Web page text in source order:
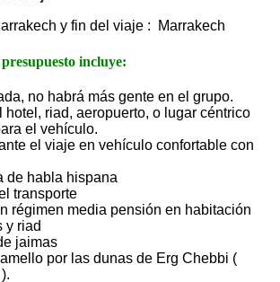
y fin del viaje : Marrakech
incluye:
no habrá más gente en el grupo.
hotel, riad, aeropuerto, o lugar céntrico
el vehículo.
el viaje en vehículo confortable con
de habla hispana
transporte
régimen media pensión en habitación
y riad
jaimas
por las dunas de Erg Chebbi (